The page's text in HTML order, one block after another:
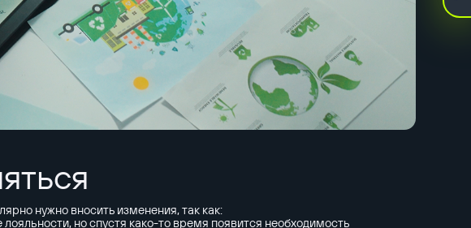
нужно вносить изменения, так как:
но спустя како-то время появится необходимость